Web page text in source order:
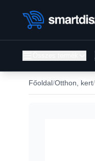
Főoldal Otthon, kert